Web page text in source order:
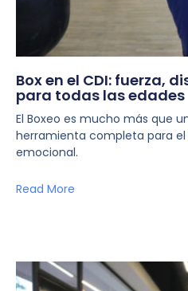
Box en el CDI: fuerza,
para todas las edades
El Boxeo es mucho más que
herramienta completa para
emocional.
Read More